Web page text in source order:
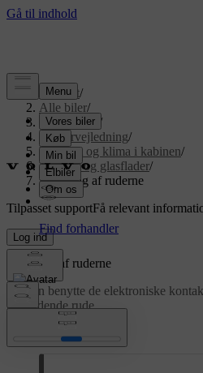
Support/
Alle biler/
EX90 2026 /
Brugervejledning/
Komfort og klima i kabinen/
Ruder og glasflader/
Betjening af ruderne
Tilpasset supportFå relevant
Log ind
Opdateret 30.03.2026
Betjening af ruderne
Du kan benytte de elektroniske
pågældende rude.